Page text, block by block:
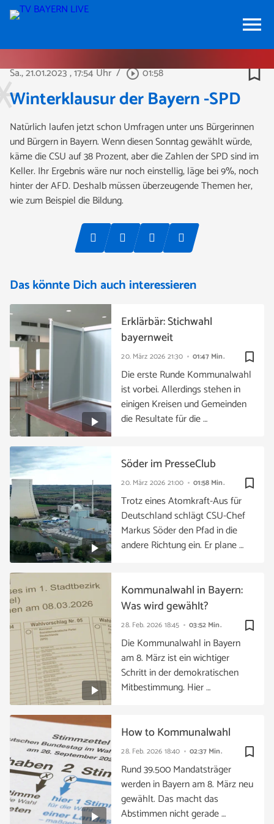
menu
Sa., 21.01.2023, 17:54 Uhr / play_circle_outline01:58 bookmark_border
Winterklausur der Bayern -SPD
Natürlich laufen jetzt schon Umfragen unter uns Bürgerinnen
und Bürgern in Bayern. Wenn diesen Sonntag gewählt würde,
käme die CSU auf 38 Prozent, aber die Zahlen der SPD sind im
Keller. Ihr Ergebnis wäre nur noch einstellig, läge bei 9%, noch
hinter der AFD. Deshalb müssen überzeugende Themen her,
wie zum Beispiel die Bildung.
Das könnte Dich auch interessieren
bookmark_border
20. März 2026 21:30 01:47 Min.
Erklärbär: Stichwahl
bayernweit
Die erste Runde Kommunalwahl
ist vorbei. Allerdings stehen in
einigen Kreisen und Gemeinden
die Resultate für die …
bookmark_border
20. März 2026 21:00 01:58 Min.
Söder im PresseClub
Trotz eines Atomkraft-Aus für
Deutschland schlägt CSU-Chef
Markus Söder den Pfad in die
andere Richtung ein. Er plane …
bookmark_border
28. Feb. 2026 18:45 03:52 Min.
Kommunalwahl in Bayern:
Was wird gewählt?
Die Kommunalwahl in Bayern
am 8. März ist ein wichtiger
Schritt in der demokratischen
Mitbestimmung. Hier …
bookmark_border
28. Feb. 2026 18:40 02:37 Min.
How to Kommunalwahl
Rund 39.500 Mandatsträger
werden in Bayern am 8. März neu
gewählt. Das macht das
Abstimmen nicht gerade …